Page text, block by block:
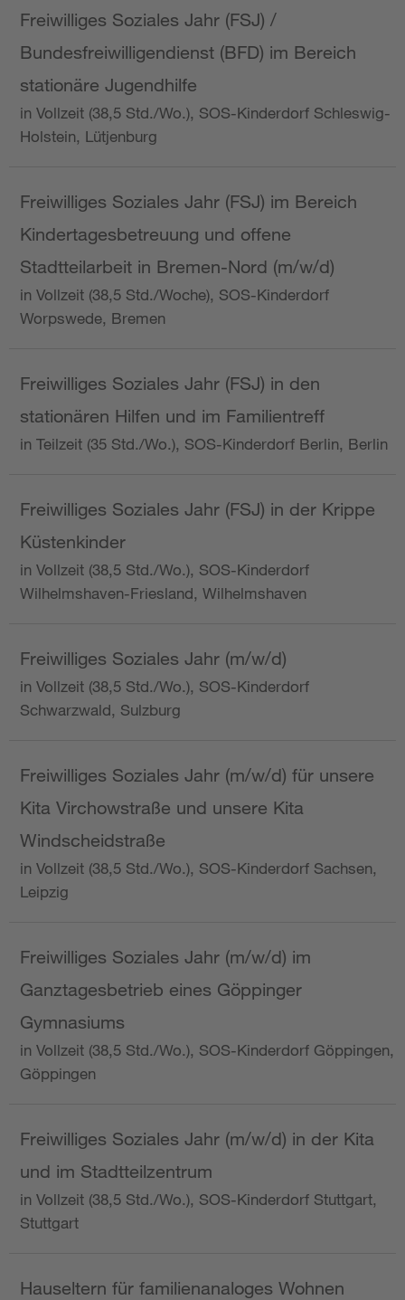
Freiwilliges Soziales Jahr (FSJ) /
Bundesfreiwilligendienst (BFD) im Bereich
stationäre Jugendhilfe
in Vollzeit (38,5 Std./Wo.), SOS-Kinderdorf Schleswig-
Holstein, Lütjenburg
Freiwilliges Soziales Jahr (FSJ) im Bereich
Kindertagesbetreuung und offene
Stadtteilarbeit in Bremen-Nord (m/w/d)
in Vollzeit (38,5 Std./Woche), SOS-Kinderdorf
Worpswede, Bremen
Freiwilliges Soziales Jahr (FSJ) in den
stationären Hilfen und im Familientreff
in Teilzeit (35 Std./Wo.), SOS-Kinderdorf Berlin, Berlin
Freiwilliges Soziales Jahr (FSJ) in der Krippe
Küstenkinder
in Vollzeit (38,5 Std./Wo.), SOS-Kinderdorf
Wilhelmshaven-Friesland, Wilhelmshaven
Freiwilliges Soziales Jahr (m/w/d)
in Vollzeit (38,5 Std./Wo.), SOS-Kinderdorf
Schwarzwald, Sulzburg
Freiwilliges Soziales Jahr (m/w/d) für unsere
Kita Virchowstraße und unsere Kita
Windscheidstraße
in Vollzeit (38,5 Std./Wo.), SOS-Kinderdorf Sachsen,
Leipzig
Freiwilliges Soziales Jahr (m/w/d) im
Ganztagesbetrieb eines Göppinger
Gymnasiums
in Vollzeit (38,5 Std./Wo.), SOS-Kinderdorf Göppingen,
Göppingen
Freiwilliges Soziales Jahr (m/w/d) in der Kita
und im Stadtteilzentrum
in Vollzeit (38,5 Std./Wo.), SOS-Kinderdorf Stuttgart,
Stuttgart
Hauseltern für familienanaloges Wohnen